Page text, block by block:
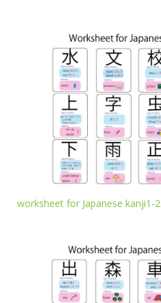
worksheet for Japanese kanji1-2